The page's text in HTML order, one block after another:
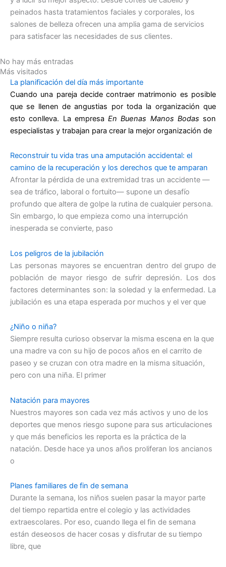
peinados hasta tratamientos faciales y corporales, los
salones de belleza ofrecen una amplia gama de servicios
para satisfacer las necesidades de sus clientes.
No hay más entradas
Más visitados
La planificación del día más importante
Cuando una pareja decide contraer matrimonio es posible
que se llenen de angustias por toda la organización que
esto conlleva. La empresa En Buenas Manos Bodas son
especialistas y trabajan para crear la mejor organización de
Reconstruir tu vida tras una amputación accidental: el
camino de la recuperación y los derechos que te amparan
Afrontar la pérdida de una extremidad tras un accidente —
sea de tráfico, laboral o fortuito— supone un desafío
profundo que altera de golpe la rutina de cualquier persona.
Sin embargo, lo que empieza como una interrupción
inesperada se convierte, paso
Los peligros de la jubilación
Las personas mayores se encuentran dentro del grupo de
población de mayor riesgo de sufrir depresión. Los dos
factores determinantes son: la soledad y la enfermedad. La
jubilación es una etapa esperada por muchos y el ver que
¿Niño o niña?
Siempre resulta curioso observar la misma escena en la que
una madre va con su hijo de pocos años en el carrito de
paseo y se cruzan con otra madre en la misma situación,
pero con una niña. El primer
Natación para mayores
Nuestros mayores son cada vez más activos y uno de los
deportes que menos riesgo supone para sus articulaciones
y que más beneficios les reporta es la práctica de la
natación. Desde hace ya unos años proliferan los ancianos
o
Planes familiares de fin de semana
Durante la semana, los niños suelen pasar la mayor parte
del tiempo repartida entre el colegio y las actividades
extraescolares. Por eso, cuando llega el fin de semana
están deseosos de hacer cosas y disfrutar de su tiempo
libre, que